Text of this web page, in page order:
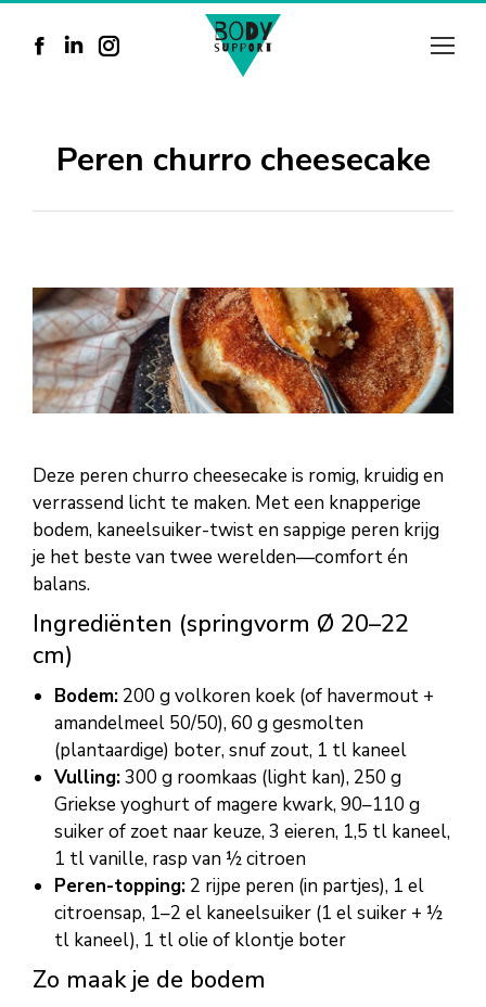
Facebook
Linkedin
in
Instagram
in
Peren churro cheesecake
Deze peren churro cheesecake is romig, kruidig en
verrassend licht te maken. Met een knapperige
bodem, kaneelsuiker-twist en sappige peren krijg
je het beste van twee werelden—comfort én
balans.
Ingrediënten (springvorm Ø 20–22
cm)
Bodem: 200 g volkoren koek (of havermout +
amandelmeel 50/50), 60 g gesmolten
(plantaardige) boter, snuf zout, 1 tl kaneel
Vulling:300 g roomkaas (light kan), 250 g
Griekse yoghurt of magere kwark, 90–110 g
suiker of zoet naar keuze, 3 eieren, 1,5 tl kaneel,
1 tl vanille, rasp van ½ citroen
Peren-topping: 2 rijpe peren (in partjes), 1 el
citroensap, 1–2 el kaneelsuiker (1 el suiker + ½
tl kaneel), 1 tl olie of klontje boter
Zo maak je de bodem